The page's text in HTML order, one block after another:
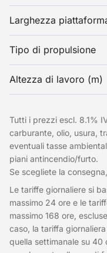
Larghezza
Tipo di propulsione
Altezza di lavoro (m)
Tutti i prezzi escl. 8.1%
carburante, olio, usura,
eventuali tasse
piani antincendio/furto.
Se scegliete la
Le tariffe giornaliere si
massimo 24 ore e le
massimo 168 ore,
caso, la tariffa
quella settimanale su 40